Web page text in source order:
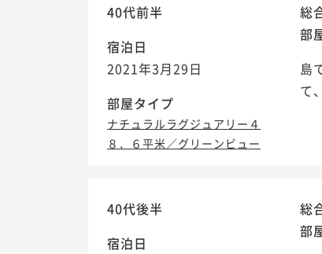
40代前半
宿泊日
2021年3月29日
部屋タイプ
ナチュラルラグジュアリー４
８．６平米／グリーンビュー
総
部
島
て
40代後半
宿泊日
総
部